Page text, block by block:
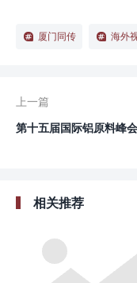
厦门同传 海外
上一篇
第十五届国际铝原料峰会
相关推荐